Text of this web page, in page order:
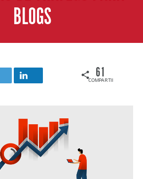
BLOGS
COMPARTILHAMENTOS
61